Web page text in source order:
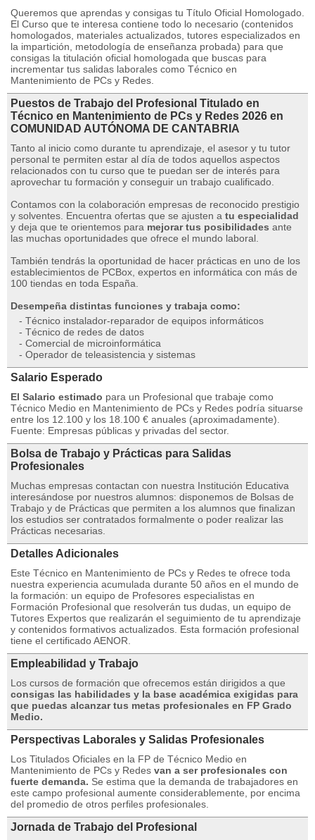
Queremos que aprendas y consigas tu Título Oficial Homologado.
El Curso que te interesa contiene todo lo necesario (contenidos
homologados, materiales actualizados, tutores especializados en
la impartición, metodología de enseñanza probada) para que
consigas la titulación oficial homologada que buscas para
incrementar tus salidas laborales como Técnico en
Mantenimiento de PCs y Redes.
Puestos de Trabajo del Profesional Titulado en
Técnico en Mantenimiento de PCs y Redes 2026 en
COMUNIDAD AUTÓNOMA DE CANTABRIA
Tanto al inicio como durante tu aprendizaje, el asesor y tu tutor
personal te permiten estar al día de todos aquellos aspectos
relacionados con tu curso que te puedan ser de interés para
aprovechar tu formación y conseguir un trabajo cualificado.
Contamos con la colaboración empresas de reconocido prestigio
y solventes. Encuentra ofertas que se ajusten a tu especialidad
y deja que te orientemos para mejorar tus posibilidades ante
las muchas oportunidades que ofrece el mundo laboral.
También tendrás la oportunidad de hacer prácticas en uno de los
establecimientos de PCBox, expertos en informática con más de
100 tiendas en toda España.
Desempeña distintas funciones y trabaja como:
- Técnico instalador-reparador de equipos informáticos
- Técnico de redes de datos
- Comercial de microinformática
- Operador de teleasistencia y sistemas
Salario Esperado
El Salario estimado para un Profesional que trabaje como
Técnico Medio en Mantenimiento de PCs y Redes podría situarse
entre los 12.100 y los 18.100 € anuales (aproximadamente).
Fuente: Empresas públicas y privadas del sector.
Bolsa de Trabajo y Prácticas para Salidas
Profesionales
Muchas empresas contactan con nuestra Institución Educativa
interesándose por nuestros alumnos: disponemos de Bolsas de
Trabajo y de Prácticas que permiten a los alumnos que finalizan
los estudios ser contratados formalmente o poder realizar las
Prácticas necesarias.
Detalles Adicionales
Este Técnico en Mantenimiento de PCs y Redes te ofrece toda
nuestra experiencia acumulada durante 50 años en el mundo de
la formación: un equipo de Profesores especialistas en
Formación Profesional que resolverán tus dudas, un equipo de
Tutores Expertos que realizarán el seguimiento de tu aprendizaje
y contenidos formativos actualizados. Esta formación profesional
tiene el certificado AENOR.
Empleabilidad y Trabajo
Los cursos de formación que ofrecemos están dirigidos a que
consigas las habilidades y la base académica exigidas para
que puedas alcanzar tus metas profesionales en FP Grado
Medio.
Perspectivas Laborales y Salidas Profesionales
Los Titulados Oficiales en la FP de Técnico Medio en
Mantenimiento de PCs y Redes van a ser profesionales con
fuerte demanda. Se estima que la demanda de trabajadores en
este campo profesional aumente considerablemente, por encima
del promedio de otros perfiles profesionales.
Jornada de Trabajo del Profesional